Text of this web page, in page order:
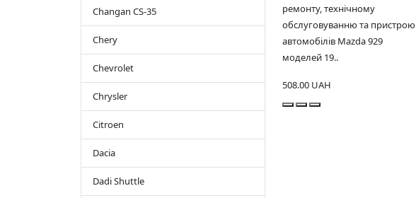
Changan CS-35
Chery
Chevrolet
Chrysler
Citroen
Dacia
Dadi Shuttle
ремонту, технічному
обслуговуванню та пристрою
автомобілів Mazda 929
моделей 19..
508.00 UAH